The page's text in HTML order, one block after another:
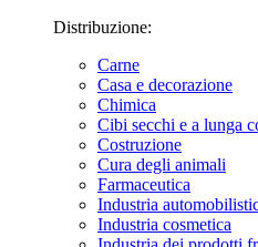
Distribuzione:
Carne
Casa e decorazione
Chimica
Cibi secchi e a lunga
Costruzione
Cura degli animali
Farmaceutica
Industria
Industria cosmetica